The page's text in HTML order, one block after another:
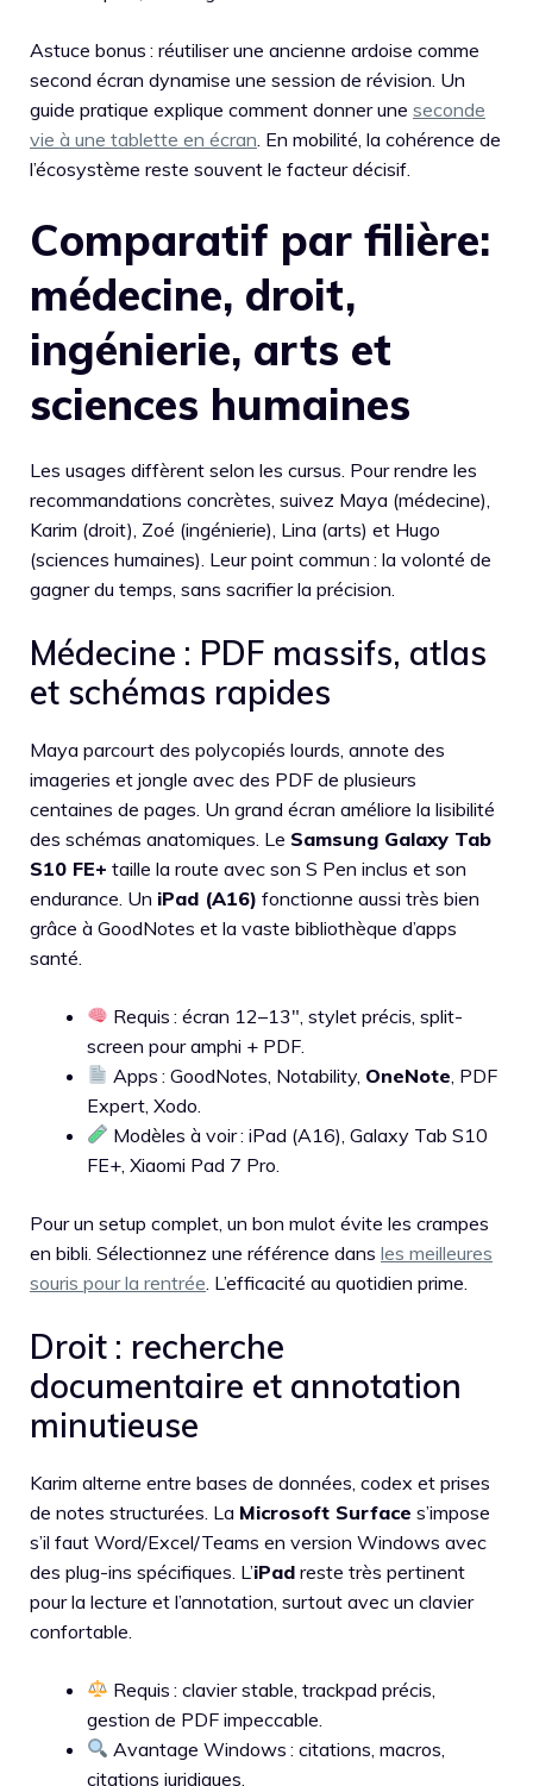
Astuce bonus : réutiliser une ancienne ardoise comme
second écran dynamise une session de révision. Un
guide pratique explique comment donner une seconde
vie à une tablette en écran . En mobilité, la cohérence de
l’écosystème reste souvent le facteur décisif.
Comparatif par filière:
médecine, droit,
ingénierie, arts et
sciences humaines
Les usages diffèrent selon les cursus. Pour rendre les
recommandations concrètes, suivez Maya (médecine),
Karim (droit), Zoé (ingénierie), Lina (arts) et Hugo
(sciences humaines). Leur point commun : la volonté de
gagner du temps, sans sacrifier la précision.
Médecine : PDF massifs, atlas
et schémas rapides
Maya parcourt des polycopiés lourds, annote des
imageries et jongle avec des PDF de plusieurs
centaines de pages. Un grand écran améliore la lisibilité
des schémas anatomiques. Le Samsung Galaxy Tab
S10 FE+ taille la route avec son S Pen inclus et son
endurance. Un iPad (A16) fonctionne aussi très bien
grâce à GoodNotes et la vaste bibliothèque d’apps
santé.
Requis : écran 12–13″, stylet précis, split-
screen pour amphi + PDF.
Apps : GoodNotes, Notability, OneNote , PDF
Expert, Xodo.
Modèles à voir : iPad (A16), Galaxy Tab S10
FE+, Xiaomi Pad 7 Pro.
Pour un setup complet, un bon mulot évite les crampes
en bibli. Sélectionnez une référence dans les meilleures
souris pour la rentrée . L’efficacité au quotidien prime.
Droit : recherche
documentaire et annotation
minutieuse
Karim alterne entre bases de données, codex et prises
de notes structurées. La Microsoft Surface s’impose
s’il faut Word/Excel/Teams en version Windows avec
des plug-ins spécifiques. L’iPad reste très pertinent
pour la lecture et l’annotation, surtout avec un clavier
confortable.
Requis : clavier stable, trackpad précis,
gestion de PDF impeccable.
Avantage Windows : citations, macros,
citations juridiques.